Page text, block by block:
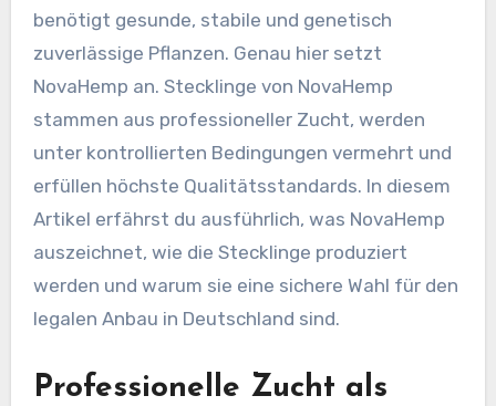
benötigt gesunde, stabile und genetisch
zuverlässige Pflanzen. Genau hier setzt
NovaHemp an. Stecklinge von NovaHemp
stammen aus professioneller Zucht, werden
unter kontrollierten Bedingungen vermehrt und
erfüllen höchste Qualitätsstandards. In diesem
Artikel erfährst du ausführlich, was NovaHemp
auszeichnet, wie die Stecklinge produziert
werden und warum sie eine sichere Wahl für den
legalen Anbau in Deutschland sind.
Professionelle Zucht als